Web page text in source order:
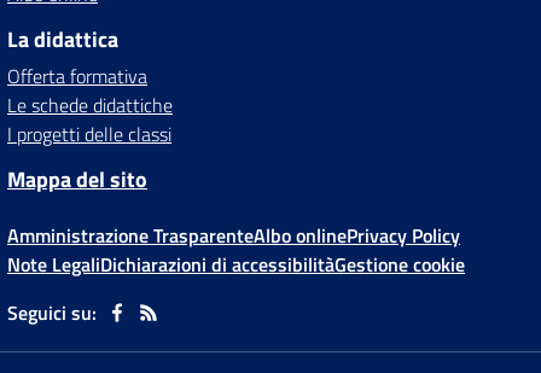
La didattica
Offerta formativa
Le schede didattiche
I progetti delle classi
Mappa del sito
Amministrazione TrasparenteAlbo onlinePrivacy Policy
Note LegaliDichiarazioni di accessibilitàGestione cookie
Seguici su: